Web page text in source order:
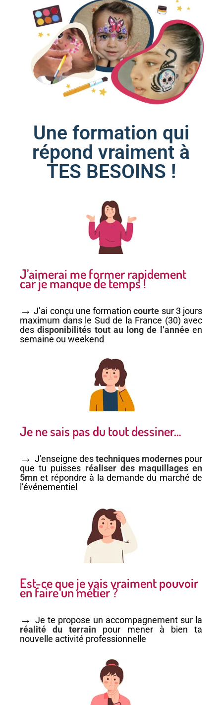
Une formation qui
répond vraiment à
TES BESOINS !
J’aimerai me former rapidement
car je manque de temps !
→ J’ai conçu une formationcourte sur 3 jours
maximum dans le Sud de la France (30) avec
desdisponibilités tout au long de l’annéeen
semaine ou weekend
Je ne sais pas du tout dessiner…
→ J’enseigne destechniques modernes pour
que tu puisses réaliser des maquillages en
5mn et répondre à la demande du marché de
l’événementiel
Est-ce que je vais vraiment pouvoir
en faire un métier ?
→Je te propose un accompagnement sur la
réalité du terrain pour mener à bien ta
nouvelle activité professionnelle